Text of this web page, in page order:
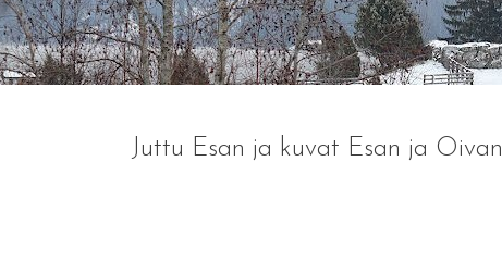
Juttu Esan ja kuvat Esan ja Oivan